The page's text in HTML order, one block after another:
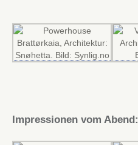
Impressionen vom Abend: